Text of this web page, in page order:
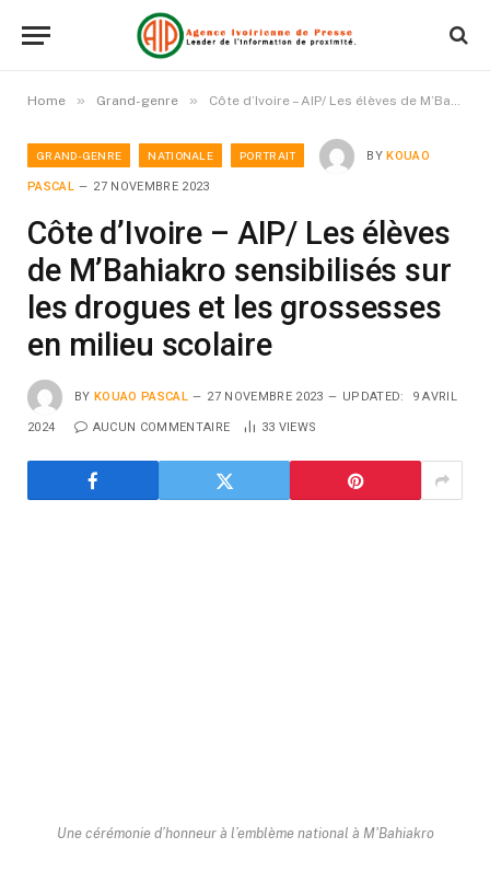
Home » Grand-genre » Côte d’Ivoire – AIP/ Les élèves de M’Bahiakro sensibilisés sur les drogues et les grossesses en milieu scolaire
GRAND-GENRE NATIONALE PORTRAIT BY KOUAO
PASCAL 27 NOVEMBRE 2023
Côte d’Ivoire – AIP/ Les élèves
de M’Bahiakro sensibilisés sur
les drogues et les grossesses
en milieu scolaire
BY KOUAO PASCAL 27 NOVEMBRE 2023 UPDATED: 9 AVRIL
2024 AUCUN COMMENTAIRE 33 VIEWS
Une cérémonie d’honneur à l’emblème national à M'Bahiakro